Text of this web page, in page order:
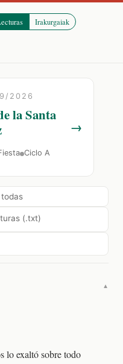
Irakurgaiak
→
2026
la Santa
Ciclo A
(.txt)
▼
lo exaltó sobre todo